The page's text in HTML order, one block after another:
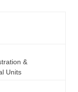
&
Units